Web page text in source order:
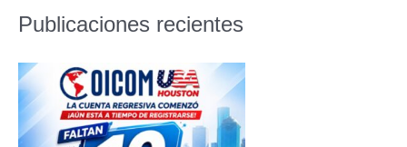
Publicaciones recientes